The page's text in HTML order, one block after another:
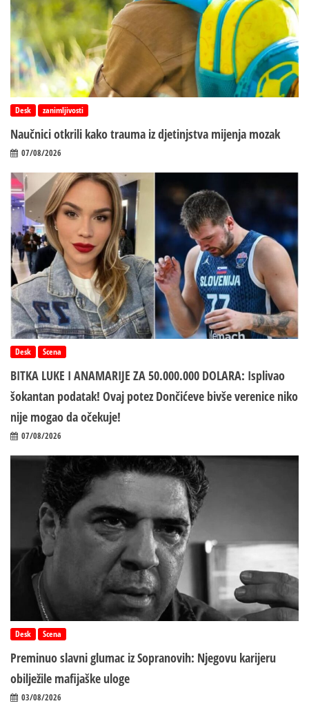
Desk zanimljivosti
Naučnici otkrili kako trauma iz d‌jetinjstva mijenja mozak
07/08/2026
Desk Scena
BITKA LUKE I ANAMARIJE ZA 50.000.000 DOLARA: Isplivao
šokantan podatak! Ovaj potez Dončićeve bivše verenice niko
nije mogao da očekuje!
07/08/2026
Desk Scena
Preminuo slavni glumac iz Sopranovih: Njegovu karijeru
obilježile mafijaške uloge
03/08/2026